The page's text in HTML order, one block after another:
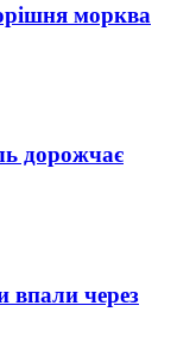
морква
дорожчає
впали через